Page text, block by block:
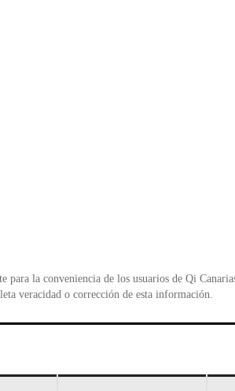
para la conveniencia de los usuarios de Qi
veracidad o corrección de esta información.